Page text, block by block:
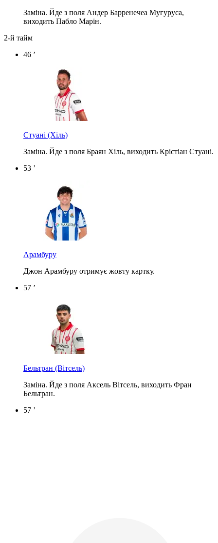
Заміна. Йде з поля Андер Барренечеа Мугуруса,
виходить Пабло Марін.
2-й тайм
46 ’
Стуані (Хіль)
Заміна. Йде з поля Браян Хіль, виходить Крістіан Стуані.
53 ’
Арамбуру
Джон Арамбуру отримує жовту картку.
57 ’
Бельтран (Вітсель)
Заміна. Йде з поля Аксель Вітсель, виходить Фран
Бельтран.
57 ’